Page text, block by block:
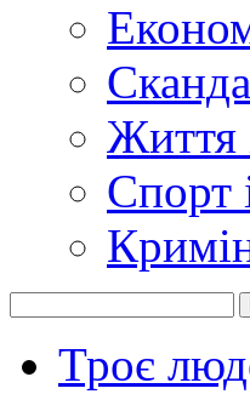
Життя
Спорт
Троє